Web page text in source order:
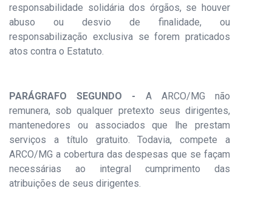
responsabilidade solidária dos órgãos, se houver
abuso ou desvio de finalidade, ou
responsabilização exclusiva se forem praticados
atos contra o Estatuto.
PARÁGRAFO SEGUNDO - A ARCO/MG não
remunera, sob qualquer pretexto seus dirigentes,
mantenedores ou associados que lhe prestam
serviços a título gratuito. Todavia, compete a
ARCO/MG a cobertura das despesas que se façam
necessárias ao integral cumprimento das
atribuições de seus dirigentes.